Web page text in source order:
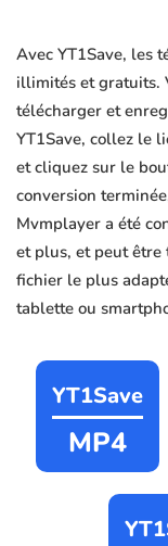
Avec YT1Save, les
illimités et gratuits.
télécharger et
YT1Save, collez le
et cliquez sur le
conversion
Mvmplayer a été
et plus, et peut être
fichier le plus
tablette ou
YT1Save
MP4